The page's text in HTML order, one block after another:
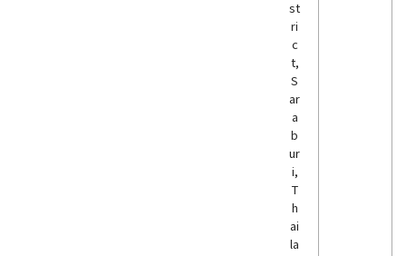
st
ri
c
t,
S
ar
a
b
ur
i,
T
h
ai
la